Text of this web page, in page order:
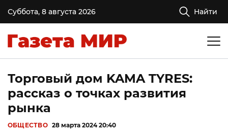
Суббота, 8 августа 2026 Найти
Торговый дом KAMA TYRES:
рассказ о точках развития
рынка
ОБЩЕСТВО 28 марта 2024 20:40